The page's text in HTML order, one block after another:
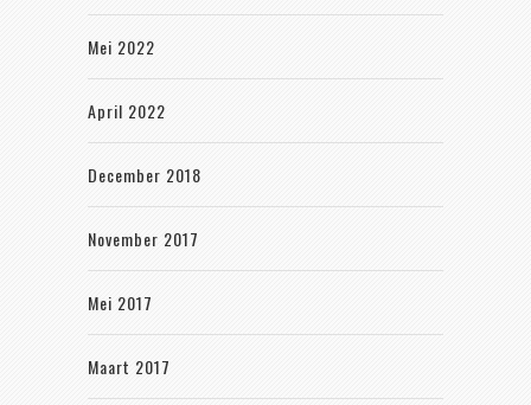
Mei 2022
April 2022
December 2018
November 2017
Mei 2017
Maart 2017